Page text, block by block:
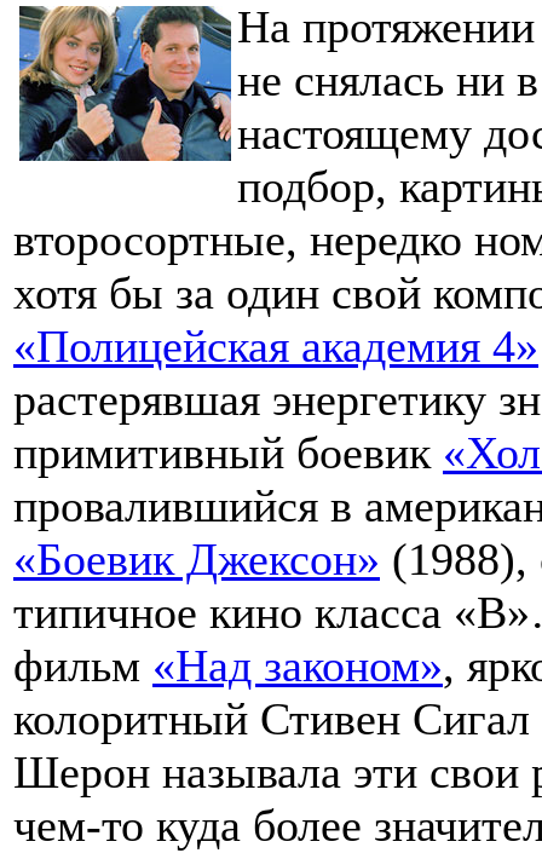
На протяжении
не снялась ни
настоящему
подбор,
второсортные, нередко
хотя бы за один свой
«Полицейская академия 4»
растерявшая энергетику
примитивный боевик
провалившийся в
«Боевик Джексон» (1988),
типичное кино класса
фильм «Над законом»,
колоритный Стивен
Шерон называла эти
чем-то куда более